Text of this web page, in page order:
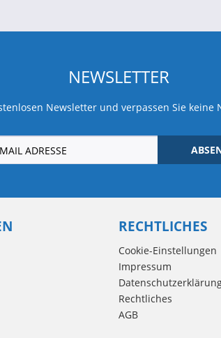
NEWSLETTER
Newsletter und verpassen Sie keine
RECHTLICHES
Cookie-Einstellungen
Impressum
Rechtliches
AGB